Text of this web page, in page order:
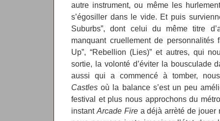
autre instrument, ou même les
s’égosiller dans le vide. Et puis
Suburbs”, dont celui du même titre
manquant cruellement de personnalités
Up”, “Rebellion (Lies)” et autres, qui
sortie, la volonté d’éviter la bousculade
aussi qui a commencé à tomber,
Castles où la balance s’est un peu
festival et plus nous approchons du
instant Arcade Firea déjà arrèté de jouer